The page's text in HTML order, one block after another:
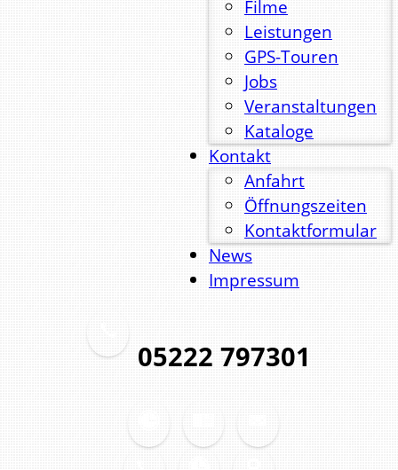
Filme
Leistungen
GPS-Touren
Jobs
Veranstaltungen
Kataloge
Kontakt
Anfahrt
Öffnungszeiten
Kontaktformular
News
Impressum
05222 797301